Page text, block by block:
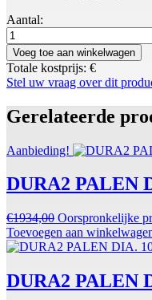
Aantal:
Voeg toe aan winkelwagen
Totale kostprijs: €
Stel uw vraag over dit
Gerelateerde
Aanbieding!
DURA2 PALEN
€1934,00 Oorspronkelijke
Toevoegen aan
DURA2 PALEN